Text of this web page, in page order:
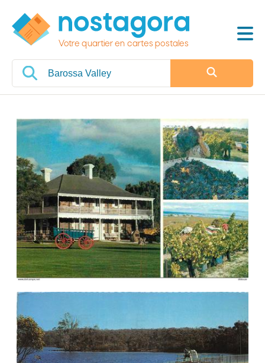
Votre quartier en cartes postales